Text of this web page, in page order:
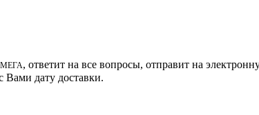
, ответит на все вопросы, отправит на
Вами дату доставки.